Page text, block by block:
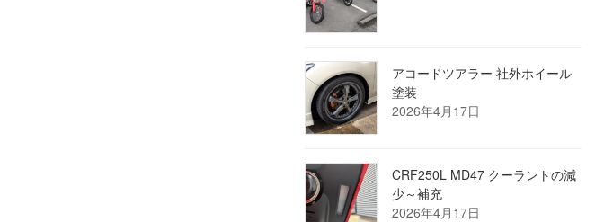
アコードツアラー 社外ホイール
塗装
2026年4月17日
CRF250L MD47 クーラントの減
少～補充
2026年4月17日